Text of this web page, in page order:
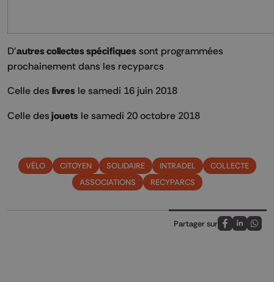
D’autres collectes spécifiques sont programmées
prochainement dans les recyparcs
Celle des livres le samedi 16 juin 2018
Celle des jouets le samedi 20 octobre 2018
VÉLO CITOYEN SOLIDAIRE INTRADEL
COLLECTE
ASSOCIATIONS
RECYPARCS
Partager sur
Partagez sur
Partagez